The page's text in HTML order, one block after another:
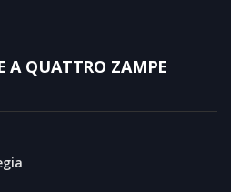
A QUATTRO ZAMPE